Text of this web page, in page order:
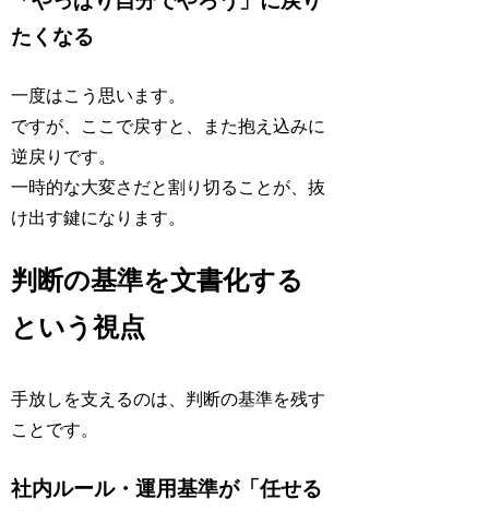
たくなる
一度はこう思います。
ですが、ここで戻すと、また抱え込みに
逆戻りです。
一時的な大変さだと割り切ることが、抜
け出す鍵になります。
判断の基準を文書化する
という視点
手放しを支えるのは、判断の基準を残す
ことです。
社内ルール・運用基準が「任せる